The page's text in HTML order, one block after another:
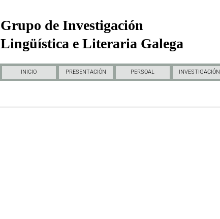
Grupo de Investigación
Lingüística e Literaria Galega
INICIO PRESENTACIÓN PERSOAL INVESTIGACIÓN